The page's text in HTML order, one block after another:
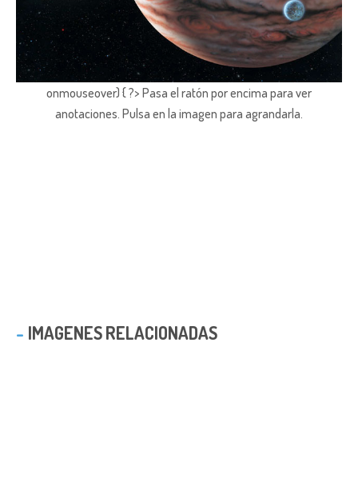
onmouseover) { ?> Pasa el ratón por encima para ver
anotaciones. Pulsa en la imagen para agrandarla.
IMAGENES RELACIONADAS